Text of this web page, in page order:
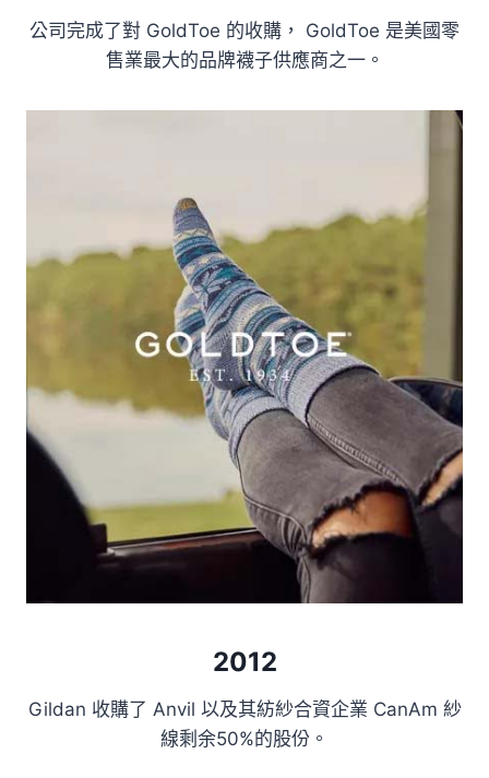
公司完成了對 GoldToe 的收購， GoldToe 是美國零
售業最大的品牌襪子供應商之一。
2012
Gildan 收購了 Anvil 以及其紡紗合資企業 CanAm 紗
線剩余50%的股份。